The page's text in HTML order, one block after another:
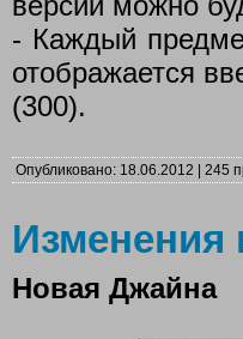
- Каждый
отображается
(300).
Опубликовано: 18.06.2012 | 245
Изменения
Новая Джайна